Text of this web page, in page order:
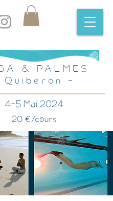
& PALMES
-
4-5 Mai 2024
20 €/cours